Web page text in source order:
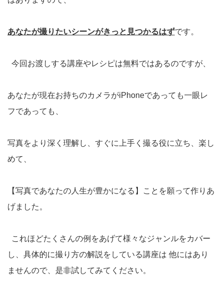
あなたが撮りたいシーンがきっと見つかるはずです。
今回お渡しする講座やレシピは無料ではあるのですが、
あなたが現在お持ちのカメラがiPhoneであっても一眼レ
フであっても、
写真をより深く理解し、すぐに上手く撮る役に立ち、楽し
めて、
【写真であなたの人生が豊かになる】ことを願って作りあ
げました。
これほどたくさんの例をあげて様々なジャンルをカバー
し、具体的に撮り方の解説をしている講座は 他にはあり
ませんので、是非試してみてください。